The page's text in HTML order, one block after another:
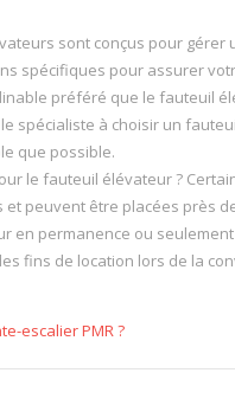
sont conçus pour
spécifiques pour assurer
préféré que le fauteuil
spécialiste à choisir un
que possible.
le fauteuil élévateur ?
peuvent être placées près
en permanence ou
fins de location lors de la
escalier PMR ?